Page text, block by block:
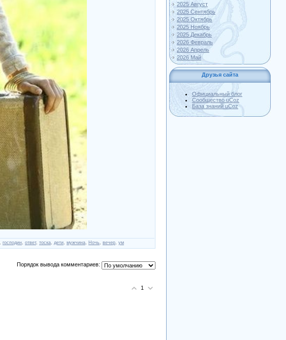
господин ответ, тоска дети мужчина Ночь вечер ум
Порядок вывода комментариев:
1
2025 Август
2025 Сентябрь
2025 Октябрь
2025 Ноябрь
2025 Декабрь
2026 Февраль
2026 Апрель
2026 Май
Друзья сайта
Официальный блог
Сообщество uCoz
База знаний uCoz